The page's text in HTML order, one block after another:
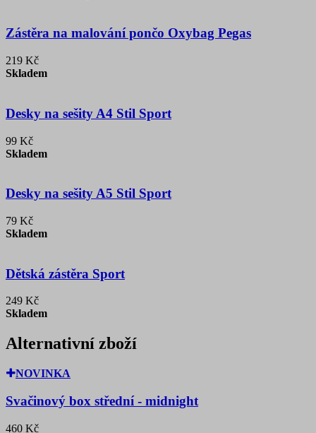
Zástěra na malování pončo Oxybag Pegas
219 Kč
Skladem
Desky na sešity A4 Stil Sport
99 Kč
Skladem
Desky na sešity A5 Stil Sport
79 Kč
Skladem
Dětská zástěra Sport
249 Kč
Skladem
Alternativní zboží
NOVINKA
Svačinový box střední - midnight
460 Kč